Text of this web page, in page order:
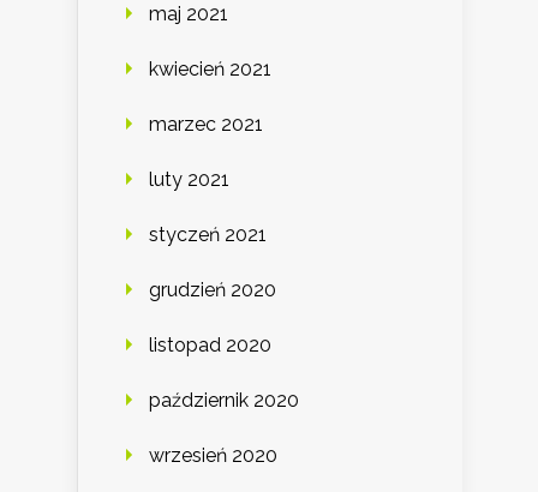
maj 2021
kwiecień 2021
marzec 2021
luty 2021
styczeń 2021
grudzień 2020
listopad 2020
październik 2020
wrzesień 2020